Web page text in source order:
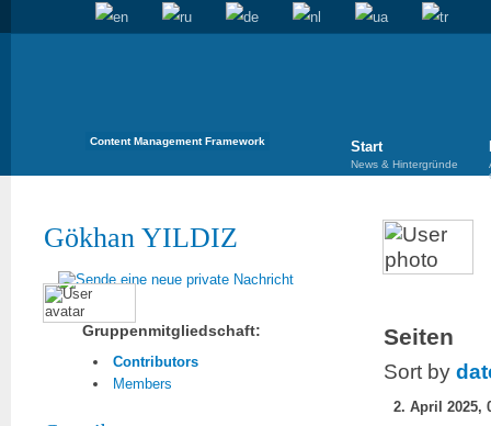
Content Management Framework Start
News & Hintergründe
Gökhan YILDIZ
Gruppenmitgliedschaft:
Contributors
Members
Seiten
Sort by
2. April 2025,